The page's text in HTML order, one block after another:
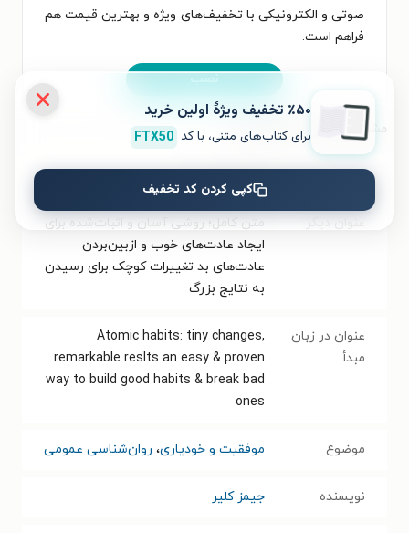
صوتی و الکترونیکی با تخفیف‌های ویژه و بهترین قیمت هم
فراهم است.
نصب
مشخصات کتاب الکترونیکی
نام کتاب
عنوان دیگر
متن کامل؛ روشی آسان و اثبات‌شده برای
ایجاد عادت‌های خوب و ازبین‌بردن
عادت‌های بد تغییرات کوچک برای رسیدن
به نتایج بزرگ
عنوان در زبان
مبدأ
Atomic habits: tiny changes,
remarkable reslts an easy & proven
way to build good habits & break bad
ones
موضوع موفقیت و خودیاری، روان‌شناسی عمومی
نویسنده جیمز کلیر
٪۵۰ تخفیف ویژۀ اولین خرید
برای کتاب‌های متنی، با کد FTX50
کپی کردن کد تخفیف